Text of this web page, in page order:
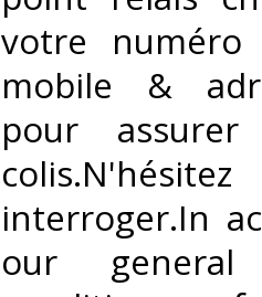
votre numéro
mobile &
pour
interroger.In
our